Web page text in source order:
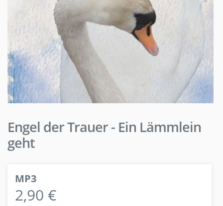
Engel der Trauer - Ein Lämmlein
geht
MP3
2,90 €